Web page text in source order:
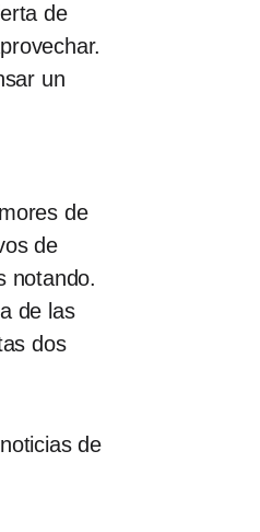
de
un
de
de
notando.
de las
dos
de